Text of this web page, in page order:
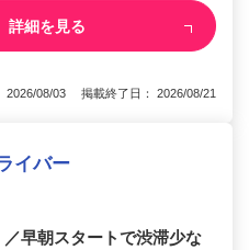
詳細を見る
2026/08/03 掲載終了日： 2026/08/21
イバー
早朝スタートで渋滞少な